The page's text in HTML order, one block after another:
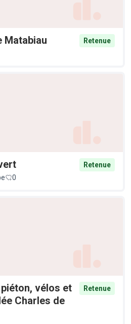
Matabiau
Retenue
Retenue
0
vélos et
Charles de
Retenue